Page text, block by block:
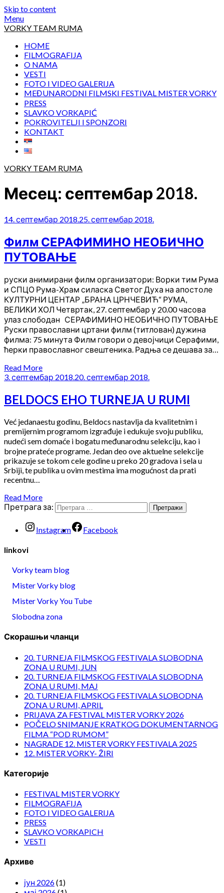
Skip to content
Menu
VORKY TEAM RUMA
HOME
FILMOGRAFIJA
O NAMA
VESTI
FOTO I VIDEO GALERIJA
MEĐUNARODNI FILMSKI FESTIVAL MISTER VORKY
PRESS
SLAVKO VORKAPIĆ
POKROVITELJI I SPONZORI
KONTAKT
VORKY TEAM RUMA
Месец: септембар 2018.
14. септембар 2018.25. септембар 2018.
Филм СЕРАФИМИНО НЕОБИЧНО
ПУТОВАЊЕ
руски анимирани филм организатори: Ворки тим Рума
и СПЦО Рума-Храм силаска Светог Духа на апостоле
КУЛТУРНИ ЦЕНТАР „БРАНА ЦРНЧЕВИЋ“ РУМА,
ВЕЛИКИ ХОЛ Четвртак, 27. септембар у 20.00 часова
улаз слободан СЕРАФИМИНО НЕОБИЧНО ПУТОВАЊЕ
Руски православни цртани филм (титлован) дужина
филма: 75 минута Филм говори о девојчици Серафими,
ћерки православног свештеника. Радња се дешава за…
Read More
3. септембар 2018. 20. септембар 2018.
BELDOCS EHO TURNEJA U RUMI
Već jedanaestu godinu, Beldocs nastavlja da kvalitetnim i
premijernim programom izgrađuje i edukuje svoju publiku,
nudeći sem domaće i bogatu međunarodnu selekciju, kao i
brojne prateće programe. Jedan deo ove aktuelne selekcije
prikazuje se tokom cele godine u preko 20 gradova i sela u
Srbiji, te publika u ovim mestima ima mogućnost da prati
recentnu…
Read More
Претрага за:
Instagram Facebook
linkovi
Vorky team blog
Mister Vorky blog
Mister Vorky You Tube
Slobodna zona
Скорашњи чланци
20. TURNEJA FILMSKOG FESTIVALA SLOBODNA
ZONA U RUMI, JUN
20. TURNEJA FILMSKOG FESTIVALA SLOBODNA
ZONA U RUMI, MAJ
20. TURNEJA FILMSKOG FESTIVALA SLOBODNA
ZONA U RUMI, APRIL
PRIJAVA ZA FESTIVAL MISTER VORKY 2026
POČELO SNIMANJE KRATKOG DOKUMENTARNOG
FILMA “POD RUMOM”
NAGRADE 12. MISTER VORKY FESTIVALA 2025
12. MISTER VORKY- ŽIRI
Категорије
FESTIVAL MISTER VORKY
FILMOGRAFIJA
FOTO I VIDEO GALERIJA
PRESS
SLAVKO VORKAPICH
VESTI
Архиве
јун 2026(1)